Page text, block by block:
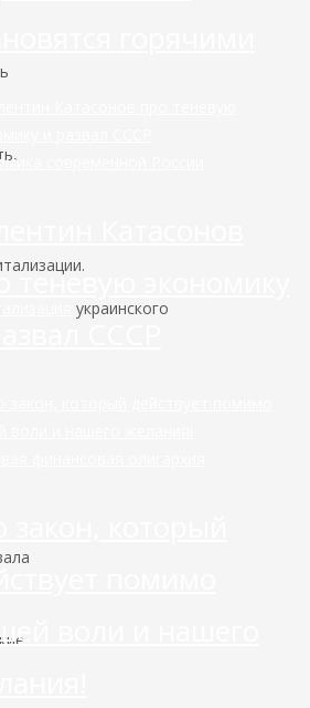
украинского
горячими
современной России
теневую экономику
финансовая олигархия
помимо
воли и нашего